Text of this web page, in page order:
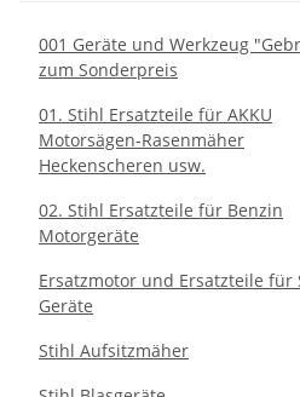
001 Geräte und Werkzeug
zum Sonderpreis
01. Stihl Ersatzteile für AKKU
Motorsägen-Rasenmäher
Heckenscheren usw.
02. Stihl Ersatzteile für Benzin
Motorgeräte
Ersatzmotor und Ersatzteile für
Geräte
Stihl Aufsitzmäher